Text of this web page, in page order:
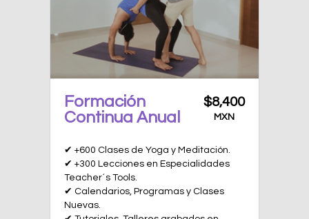
Formación
Continua Anual
$8,400
MXN
✔ +600 Clases de Yoga y Meditación.
✔ +300 Lecciones en Especialidades
Teacher´s Tools.
✔ Calendarios, Programas y Clases
Nuevas.